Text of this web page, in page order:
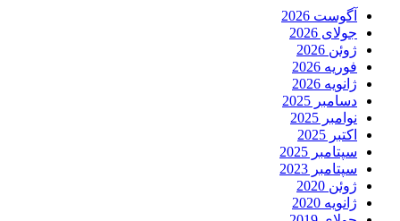
آگوست 2026
جولای 2026
ژوئن 2026
فوریه 2026
ژانویه 2026
دسامبر 2025
نوامبر 2025
اکتبر 2025
سپتامبر 2025
سپتامبر 2023
ژوئن 2020
ژانویه 2020